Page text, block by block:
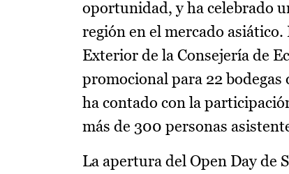
oportunidad, y ha celebrado
región en el mercado
Exterior de la Consejería de
promocional para 22 bodegas
ha contado con la
más de 300 personas
La apertura del Open Day de